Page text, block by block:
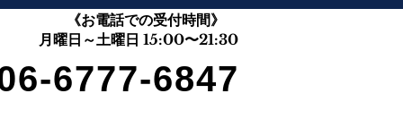
月曜日～土曜日 15:00〜21:30
《お電話での受付時間》
6777-6847